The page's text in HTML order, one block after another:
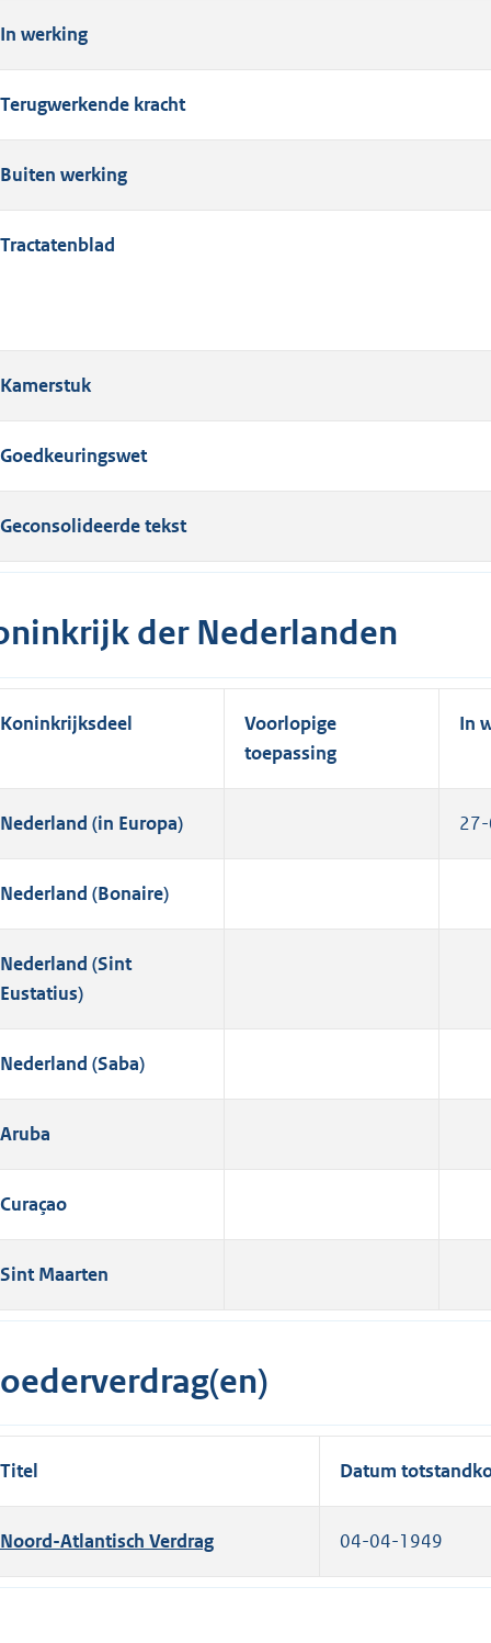
In werking
Terugwerkende kracht
Buiten werking
Tractatenblad
Kamerstuk
Goedkeuringswet
Geconsolideerde tekst
der Nederlanden
Koninkrijksdeel
Voorlopige
toepassing
In
Nederland (in Europa)
Nederland (Bonaire)
Nederland (Sint
Eustatius)
Nederland (Saba)
Aruba
Curaçao
Sint Maarten
Titel Datum
Noord-Atlantisch Verdrag 04-04-1949